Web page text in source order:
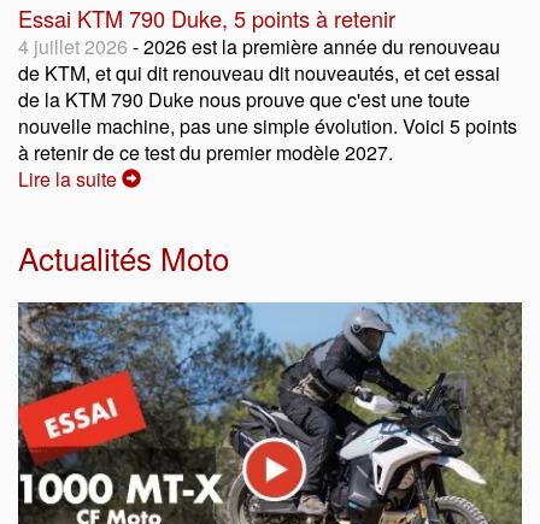
Essai KTM 790 Duke, 5 points à retenir
4 juillet 2026 - 2026 est la première année du renouveau
de KTM, et qui dit renouveau dit nouveautés, et cet essai
de la KTM 790 Duke nous prouve que c'est une toute
nouvelle machine, pas une simple évolution. Voici 5 points
à retenir de ce test du premier modèle 2027.
Lire la suite
Actualités Moto